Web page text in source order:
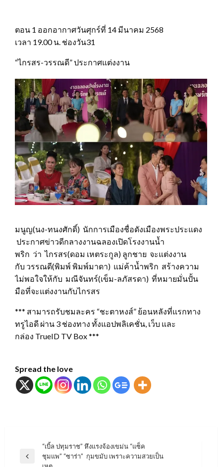
ตอน 1 ออกอากาศวันศุกร์ที่ 14 มีนาคม 2568
เวลา 19.00 น. ช่องวัน31
“ไกรสร-วรรณดี” ประกาศแต่งงาน
มนูญ(นง-ทนงศักดิ์) นักการเมืองชื่อดังเมืองพระประแดง
ประกาศข่าวดีกลางงานฉลองเปิดโรงงานน้ำ
พริก ว่า ไกรสร(ดอม เหตระกูล) ลูกชาย จะแต่งงาน
กับ วรรณดี(พิมพ์ พิมพ์มาดา) แม่ค้าน้ำพริก สร้างความ
ไม่พอใจให้กับ มณีจันทร์(เข็ม-ลภัสรดา) ที่หมายมั่นปั้น
มือที่จะแต่งงานกับไกรสร
*** สามารถรับชมละคร “ชะตาหงส์” ย้อนหลังที่แรกทาง
ทรูไอดี ผ่าน 3 ช่องทาง ทั้งแอปพลิเคชั่น, เว็บ และ
กล่อง TrueID TV Box ***
Spread the love
แนะแนว
เรื่อง
Previous
“เบิ้ล ปทุมราช” หึงแรงจ้องเขม่น “แซ็ค
ชุมแพ” “ซาร่า” กุมขมับ เพราะความสวยเป็น